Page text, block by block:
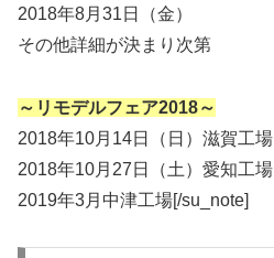
2018年8月31日（金）
その他詳細が決まり次第
～リモデルフェア2018～
2018年10月14日（日）滋賀工場
2018年10月27日（土）愛知工場
2019年3月中津工場[/su_note]